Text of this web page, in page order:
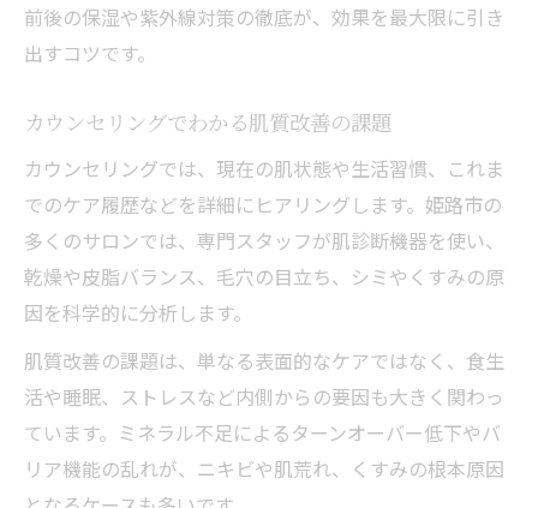
前後の保湿や紫外線対策の徹底が、効果を最大限に引き
出すコツです。
カウンセリングでわかる肌質改善の課題
カウンセリングでは、現在の肌状態や生活習慣、これま
でのケア履歴などを詳細にヒアリングします。姫路市の
多くのサロンでは、専門スタッフが肌診断機器を使い、
乾燥や皮脂バランス、毛穴の目立ち、シミやくすみの原
因を科学的に分析します。
肌質改善の課題は、単なる表面的なケアではなく、食生
活や睡眠、ストレスなど内側からの要因も大きく関わっ
ています。ミネラル不足によるターンオーバー低下やバ
リア機能の乱れが、ニキビや肌荒れ、くすみの根本原因